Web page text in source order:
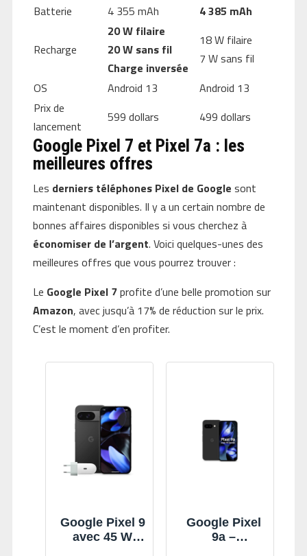
Batterie
4 355 mAh 4 385 mAh
Recharge
20 W filaire
20 W sans fil
Charge inversée
18 W filaire
7 W sans fil
OS
Android 13
Android 13
Prix de
lancement
599 dollars 499 dollars
Google Pixel 7 et Pixel 7a : les
meilleures offres
Les derniers téléphones Pixel de Google sont
maintenant disponibles. Il y a un certain nombre de
bonnes affaires disponibles si vous cherchez à
économiser de l’argent. Voici quelques-unes des
meilleures offres que vous pourrez trouver :
Le Google Pixel 7profite d’une belle promotion sur
Amazon, avec jusqu’à 17% de réduction sur le prix.
C’est le moment d’en profiter.
Google Pixel 9
avec 45 W
Google Pixel
9a –